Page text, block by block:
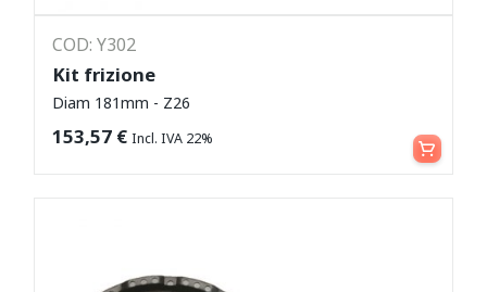
COD: Y302
Kit frizione
Diam 181mm - Z26
153,57 € Incl. IVA 22% Leggi tutto